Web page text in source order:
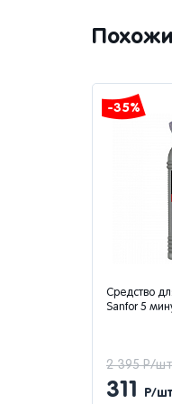
-35%
Средство
Mr.
1 256 Р/
204